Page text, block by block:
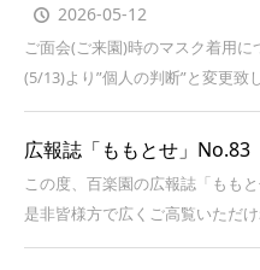
2026-05-12
ご面会(ご来園)時のマスク着用
(5/13)より”個人の判断”と変更致
広報誌「ももとせ」
この度、百楽園の広報誌「もも
是非皆様方で広くご高覧いただ